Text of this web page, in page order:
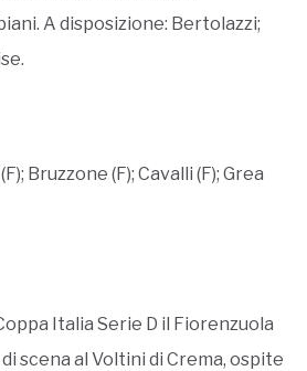
A disposizione: Bertolazzi;
Bruzzone (F); Cavalli (F); Grea
Italia Serie D il Fiorenzuola
scena al Voltini di Crema, ospite